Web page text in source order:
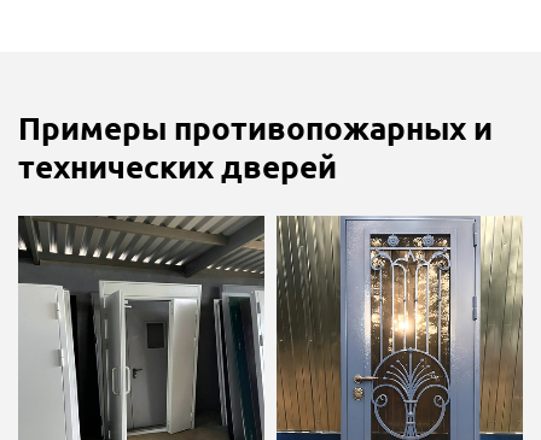
Примеры противопожарных и
технических дверей